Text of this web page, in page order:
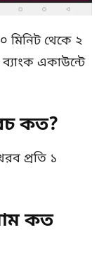
মিনিট থেকে ২
একাউন্টে
কত?
প্রতি ১
কত